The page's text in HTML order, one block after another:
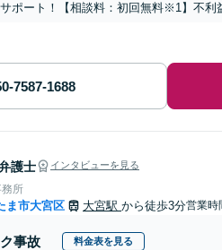
ポート！【相談料：初回無料※1】不利
護士 インタビューを見る
所
ま市大宮区 大宮駅 から徒歩3分営業時
事故 料金表を見る